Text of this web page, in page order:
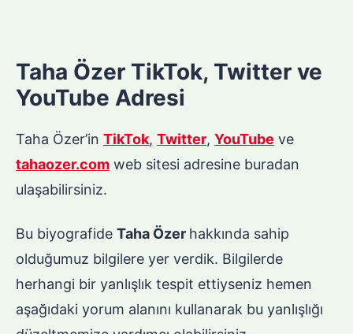
Taha Özer TikTok, Twitter ve
YouTube Adresi
Taha Özer’in TikTok, Twitter, YouTube ve
tahaozer.com web sitesi adresine buradan
ulaşabilirsiniz.
Bu biyografide Taha Özer hakkında sahip
olduğumuz bilgilere yer verdik. Bilgilerde
herhangi bir yanlışlık tespit ettiyseniz hemen
aşağıdaki yorum alanını kullanarak bu yanlışlığı